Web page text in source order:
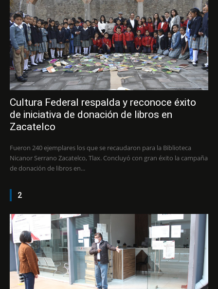
Cultura Federal respalda y reconoce éxito
de iniciativa de donación de libros en
Zacatelco
Fueron 240 ejemplares los que se recaudaron para la Biblioteca
Nicanor Serrano Zacatelco, Tlax. Concluyó con gran éxito la campaña
de donación de libros en...
2